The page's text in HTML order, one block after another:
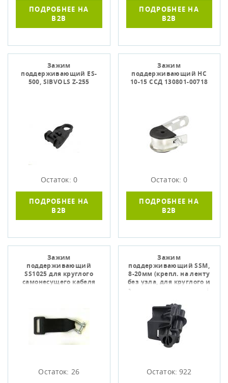
ПОДРОБНЕЕ НА
B2B
ПОДРОБНЕЕ НА
B2B
Зажим
поддерживающий ES-
500, SIBVOLS Z-255
Остаток: 0
ПОДРОБНЕЕ НА
B2B
Зажим
поддерживающий HC
10-15 ССД 130801-00718
Остаток: 0
ПОДРОБНЕЕ НА
B2B
Зажим
поддерживающий
SS1025 для круглого
самонесущего кабеля
Остаток: 26
Зажим
поддерживающий SSM,
8-20мм (крепл. на ленту
без узла, для круглого и
типа "8"), SIBVOLS Z-211
Остаток: 922